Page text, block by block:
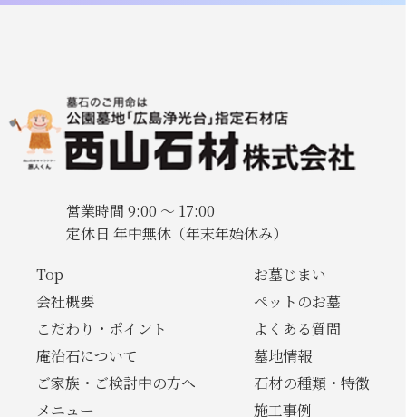
営業時間 9:00 〜 17:00
定休日 年中無休（年末年始休み）
Top
会社概要
こだわり・ポイント
庵治石について
ご家族・ご検討中の方へ
メニュー
お墓じまい
ペットのお墓
よくある質問
墓地情報
石材の種類・特徴
施工事例